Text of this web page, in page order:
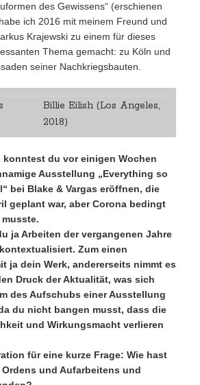
des Gewissens“ (erschienen
ich 2016 mit meinem Freund und
Krajewski zu einem für dieses
Thema gemacht: zu Köln und
seiner Nachkriegsbauten.
Billie Eilish (Los Angeles,
2018)
konntest du vor einigen Wochen
Ausstellung „Everything so
bei Blake & Vargas eröffnen, die
geplant war, aber Corona bedingt
ja Arbeiten der vergangenen Jahre
Zum einen
ja dein Werk, andererseits nimmt es
Druck der Aktualität, was sich
des Aufschubs einer Ausstellung
du nicht bangen musst, dass die
und Wirkungsmacht verlieren
für eine kurze Frage: Wie hast
und Aufarbeitens und